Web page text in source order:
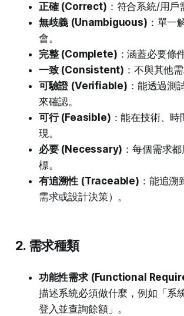
正確 (Correct) ：符合系統/用戶
無歧義 (Unambiguous) ：單一
會。
完整 (Complete) ：涵蓋必要條件
一致 (Consistent) ：不與其他
可驗證 (Verifiable) ：能透過測
來確認。
可行 (Feasible) ：能在技術、
現。
必要 (Necessary) ：每個需求
標。
有追溯性 (Traceable) ：能追溯
需求或設計決策）。
2. 需求種類
功能性需求 (Functional
描述系統必須做什麼，例如「系
登入並查詢餘額」。